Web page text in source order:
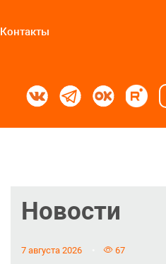
Контакты
Новости
7 августа 2026 67